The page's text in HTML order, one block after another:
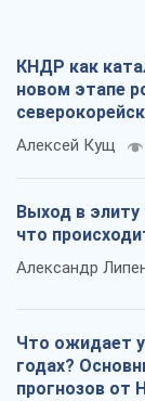
КНДР как
новом этапе
Алексей Кущ
Выход в
что
Александр
Что ожидает
годах?
прогнозов от